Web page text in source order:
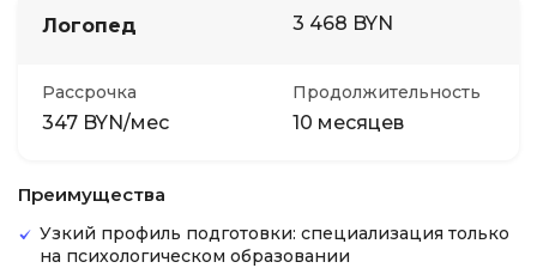
Логопед 3 468 BYN
Рассрочка
347 BYN/мес
Продолжительность
10 месяцев
Преимущества
Узкий профиль подготовки: специализация только
на психологическом образовании